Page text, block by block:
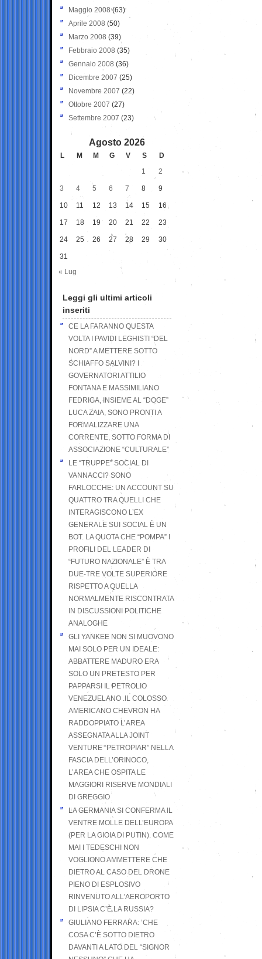
Maggio 2008(63)
Aprile 2008 (50)
Marzo 2008 (39)
Febbraio 2008 (35)
Gennaio 2008 (36)
Dicembre 2007 (25)
Novembre 2007 (22)
Ottobre 2007 (27)
Settembre 2007 (23)
Agosto 2026
L M M G V S
D
1
2
3 4 5 6 7 8 9
10 11 12 13 14 15 16
17 18 19 20 21 22 23
24 25 26 27 28 29 30
31
« Lug
Leggi gli ultimi articoli
inseriti
CE LA FARANNO QUESTA
VOLTA I PAVIDI LEGHISTI “DEL
NORD” A METTERE SOTTO
SCHIAFFO SALVINI? I
GOVERNATORI ATTILIO
FONTANA E MASSIMILIANO
FEDRIGA, INSIEME AL “DOGE”
LUCA ZAIA, SONO PRONTI A
FORMALIZZARE UNA
CORRENTE, SOTTO FORMA DI
ASSOCIAZIONE “CULTURALE”
LE “TRUPPE” SOCIAL DI
VANNACCI? SONO
FARLOCCHE: UN ACCOUNT SU
QUATTRO TRA QUELLI CHE
INTERAGISCONO L’EX
GENERALE SUI SOCIAL È UN
BOT. LA QUOTA CHE “POMPA” I
PROFILI DEL LEADER DI
“FUTURO NAZIONALE” È TRA
DUE-TRE VOLTE SUPERIORE
RISPETTO A QUELLA
NORMALMENTE RISCONTRATA
IN DISCUSSIONI POLITICHE
ANALOGHE
GLI YANKEE NON SI MUOVONO
MAI SOLO PER UN IDEALE:
ABBATTERE MADURO ERA
SOLO UN PRETESTO PER
PAPPARSI IL PETROLIO
VENEZUELANO .IL COLOSSO
AMERICANO CHEVRON HA
RADDOPPIATO L’AREA
ASSEGNATA ALLA JOINT
VENTURE “PETROPIAR” NELLA
FASCIA DELL’ORINOCO,
L’AREA CHE OSPITA LE
MAGGIORI RISERVE MONDIALI
DI GREGGIO
LA GERMANIA SI CONFERMA IL
VENTRE MOLLE DELL’EUROPA
(PER LA GIOIA DI PUTIN). COME
MAI I TEDESCHI NON
VOGLIONO AMMETTERE CHE
DIETRO AL CASO DEL DRONE
PIENO DI ESPLOSIVO
RINVENUTO ALL’AEROPORTO
DI LIPSIA C’È LA RUSSIA?
GIULIANO FERRARA: ’CHE
COSA C’È SOTTO DIETRO
DAVANTI A LATO DEL “SIGNOR